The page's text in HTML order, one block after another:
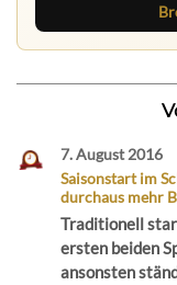
7. August 2016
Saisonstart im
durchaus mehr
Traditionell
ersten beiden
ansonsten